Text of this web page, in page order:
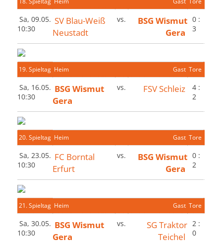
Sa, 09.05.
10:30
SV Blau-Weiß
Neustadt
vs.
BSG Wismut
Gera
0 :
3
19. Spieltag Heim Gast Tore
Sa, 16.05.
10:30
BSG Wismut
Gera
vs. FSV Schleiz
4 :
2
20. Spieltag Heim Gast Tore
Sa, 23.05.
10:30
FC Borntal
Erfurt
vs.
BSG Wismut
Gera
0 :
2
21. Spieltag Heim Gast Tore
Sa, 30.05.
10:30
BSG Wismut
Gera
vs.
SG Traktor
Teichel
2 :
0